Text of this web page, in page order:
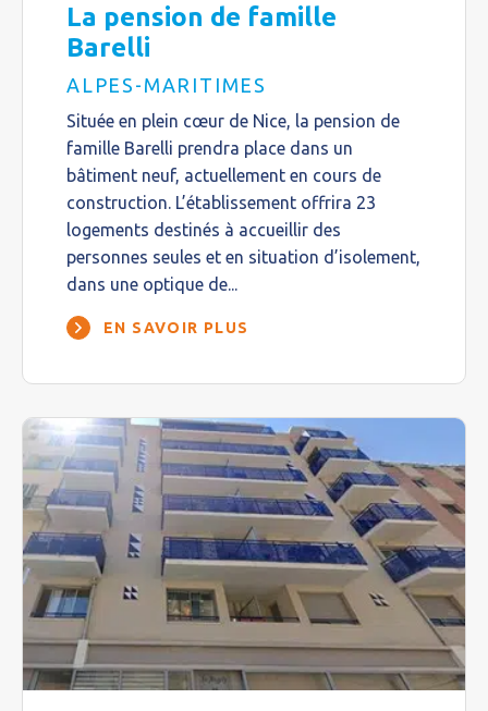
La pension de famille
Barelli
ALPES-MARITIMES
Située en plein cœur de Nice, la pension de
famille Barelli prendra place dans un
bâtiment neuf, actuellement en cours de
construction. L’établissement offrira 23
logements destinés à accueillir des
personnes seules et en situation d’isolement,
dans une optique de...
EN SAVOIR PLUS